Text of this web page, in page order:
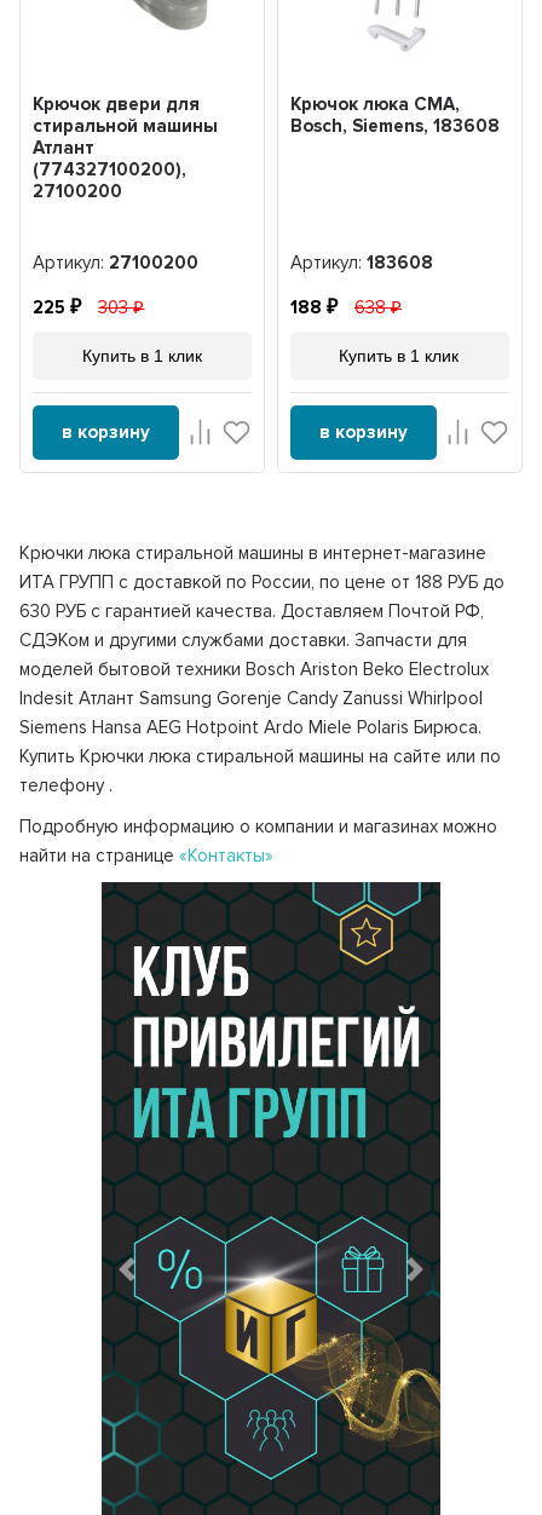
Предыдущий Следующий
Крючок двери для
стиральной машины
Атлант
(774327100200),
27100200
Артикул: 27100200
225 303
Купить в 1 клик
в корзину
Крючок люка CMA,
Bosch, Siemens, 183608
Артикул: 183608
188 638
Купить в 1 клик
в корзину
Крючки люка стиральной машины в интернет-магазине
ИТА ГРУПП с доставкой по России, по цене от 188 РУБ до
630 РУБ с гарантией качества. Доставляем Почтой РФ,
СДЭКом и другими службами доставки. Запчасти для
моделей бытовой техники Bosch Ariston Beko Electrolux
Indesit Атлант Samsung Gorenje Candy Zanussi Whirlpool
Siemens Hansa AEG Hotpoint Ardo Miele Polaris Бирюса.
Купить Крючки люка стиральной машины на сайте или по
телефону .
Подробную информацию о компании и магазинах можно
найти на странице«Контакты»